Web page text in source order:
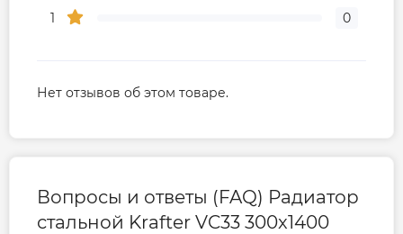
1
0
Нет отзывов об этом товаре.
Вопросы и ответы (FAQ) Радиатор
стальной Krafter VC33 300x1400